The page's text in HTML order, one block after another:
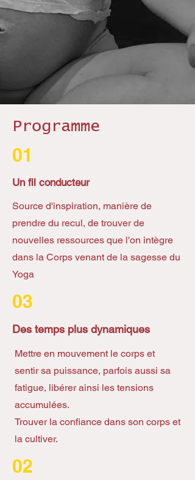
Programme
01
Un fil conducteur
Source d'inspiration, manière de
prendre du recul, de trouver de
nouvelles ressources que l'on intègre
dans la Corps venant de la sagesse du
Yoga
03
Des temps plus dynamiques
Mettre en mouvement le corps et
sentir sa puissance, parfois aussi sa
fatigue, libérer ainsi les tensions
accumulées.
Trouver la confiance dans son corps et
la cultiver.
02